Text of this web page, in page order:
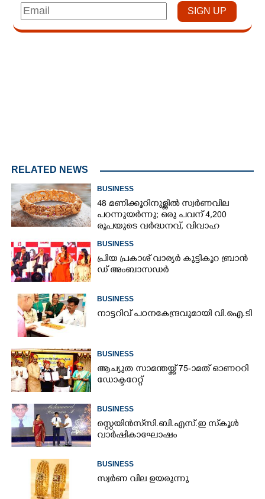
RELATED NEWS
BUSINESS
48 മണിക്കൂറിനുള്ളിൽ സ്വർണവില
പറന്നുയർന്നു; ഒരു പവന് 4,200
രൂപയുടെ വർദ്ധനവ്, വിവാഹ
BUSINESS
പ്രി​യ​ ​പ്ര​കാ​ശ് ​വാ​ര്യർ കു​ട്ടി​കൂ​റ​ ​ ബ്രാ​ൻ​
ഡ് ​അം​ബാ​സ​ഡ​ർ
BUSINESS
നാ​ട്ട​റി​വ് ​പ​ഠ​ന​കേ​ന്ദ്ര​വു​മാ​യി​ ​വി.​ഐ.​ടി
BUSINESS
ആച്യുത സാമന്തയ്ക്ക് 75-ാമത് ഓണററി
ഡോക്ടറേറ്റ്
BUSINESS
സ്റ്റെയിൻസ് സി.ബി.എസ്.ഇ സ്‌കൂൾ
വാർഷികാഘോഷം
BUSINESS
സ്വർണ വില ഉയരുന്നു